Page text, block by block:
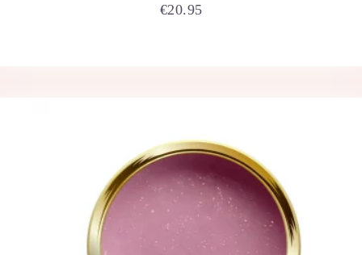
€20.95